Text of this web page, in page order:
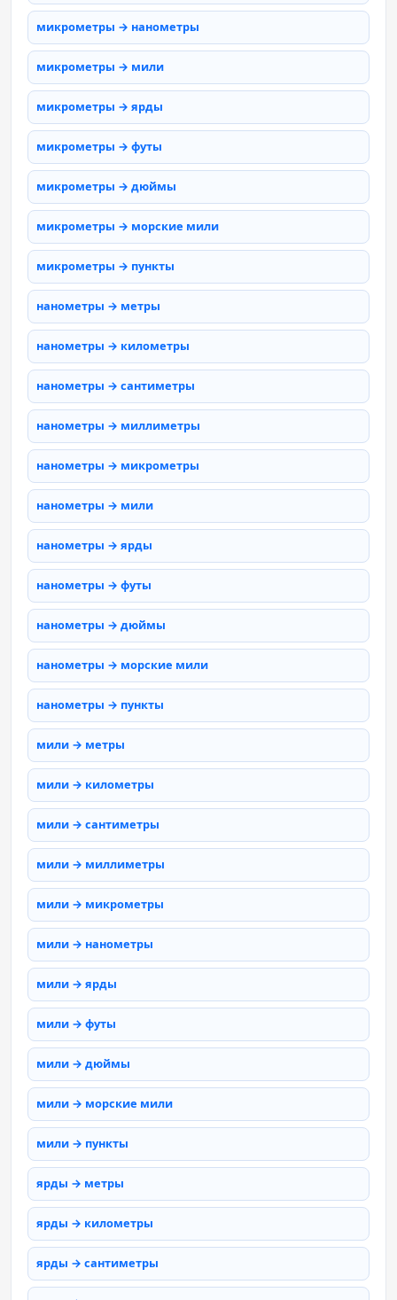
микрометры → нанометры
микрометры → мили
микрометры → ярды
микрометры → футы
микрометры → дюймы
микрометры → морские мили
микрометры → пункты
нанометры → метры
нанометры → километры
нанометры → сантиметры
нанометры → миллиметры
нанометры → микрометры
нанометры → мили
нанометры → ярды
нанометры → футы
нанометры → дюймы
нанометры → морские мили
нанометры → пункты
мили → метры
мили → километры
мили → сантиметры
мили → миллиметры
мили → микрометры
мили → нанометры
мили → ярды
мили → футы
мили → дюймы
мили → морские мили
мили → пункты
ярды → метры
ярды → километры
ярды → сантиметры